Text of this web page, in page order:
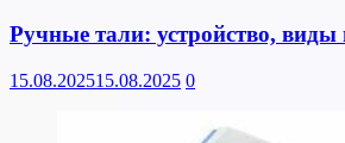
Ручные тали: устройство, виды
15.08.202515.08.2025 0